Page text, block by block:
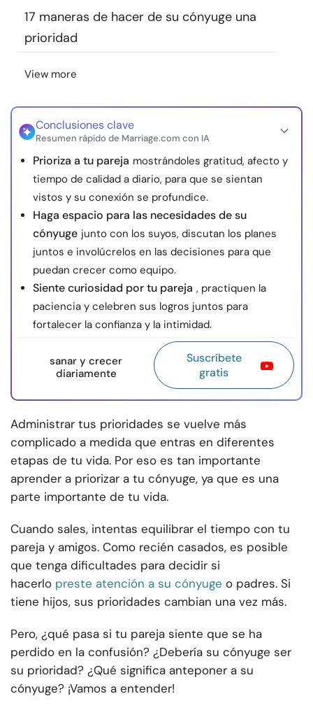
nosotros
© Copyright 2026. Todos los derechos reservados.
17 maneras de hacer de su cónyuge una
prioridad
View more
Conclusiones clave
Resumen rápido de Marriage.com con IA
Prioriza a tu pareja mostrándoles gratitud, afecto y
tiempo de calidad a diario, para que se sientan
vistos y su conexión se profundice.
Haga espacio para las necesidades de su
cónyuge junto con los suyos, discutan los planes
juntos e involúcrelos en las decisiones para que
puedan crecer como equipo.
Siente curiosidad por tu pareja , practiquen la
paciencia y celebren sus logros juntos para
fortalecer la confianza y la intimidad.
sanar y crecer
diariamente
Suscríbete
gratis
Administrar tus prioridades se vuelve más
complicado a medida que entras en diferentes
etapas de tu vida. Por eso es tan importante
aprender a priorizar a tu cónyuge, ya que es una
parte importante de tu vida.
Cuando sales, intentas equilibrar el tiempo con tu
pareja y amigos. Como recién casados, es posible
que tenga dificultades para decidir si
hacerlo preste atención a su cónyuge o padres. Si
tiene hijos, sus prioridades cambian una vez más.
Pero, ¿qué pasa si tu pareja siente que se ha
perdido en la confusión? ¿Debería su cónyuge ser
su prioridad? ¿Qué significa anteponer a su
cónyuge? ¡Vamos a entender!